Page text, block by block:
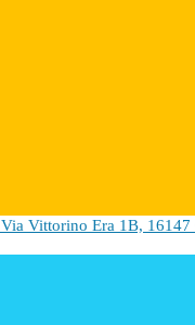
Via Vittorino Era 1B, 16147